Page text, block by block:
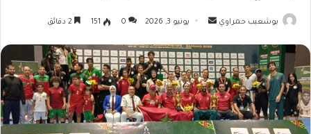
بوشعيب حمراوي
أرسل
إلكترونيا
يونيو 3, 2026 0
151